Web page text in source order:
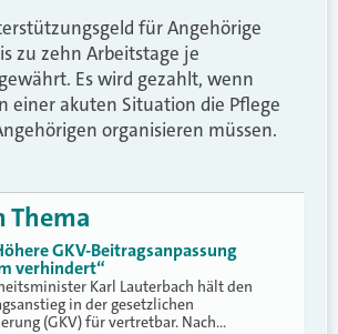
für Angehörige
zu zehn Arbeitstage je
Es wird gezahlt, wenn
einer akuten Situation die Pflege
organisieren müssen.
Thema
GKV-Beitragsanpassung
verhindert“
Karl Lauterbach hält den
in der gesetzlichen
(GKV) für vertretbar. Nach…